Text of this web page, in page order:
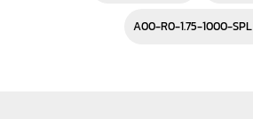
A00-R0-1.75-1000-SPL